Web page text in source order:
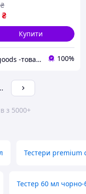
₴
₴
Купити
Vingoods -товари і гаджети для дому 100%
з 5000+
Тестери premium
Тестер 60 мл чорно-